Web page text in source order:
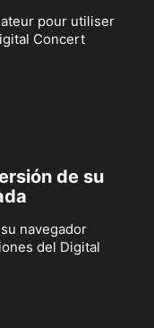
pour utiliser
Concert
de su
navegador
del Digital